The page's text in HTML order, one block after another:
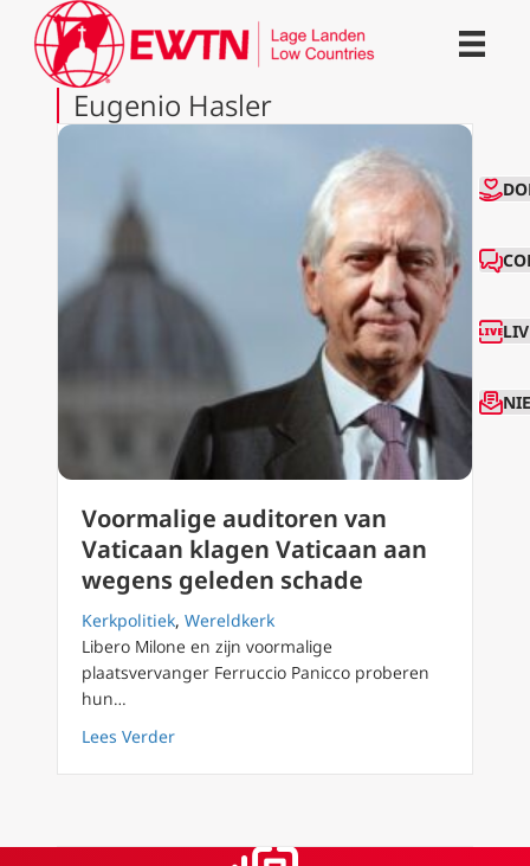
Eugenio Hasler
Voormalige auditoren van
Vaticaan klagen Vaticaan aan
wegens geleden schade
Kerkpolitiek, Wereldkerk
Libero Milone en zijn voormalige
plaatsvervanger Ferruccio Panicco proberen
hun…
Lees Verderabout Voormalige auditoren van Vaticaan